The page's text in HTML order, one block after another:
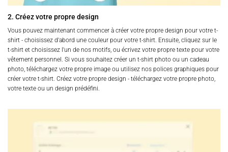
2. Créez votre propre design
Vous pouvez maintenant commencer à créer votre propre design pour votre t-
shirt - choisissez d'abord une couleur pour votre t-shirt. Ensuite, cliquez sur le
t-shirt et choisissez l'un de nos motifs, ou écrivez votre propre texte pour votre
vêtement personnel. Si vous souhaitez créer un t-shirt photo ou un cadeau
photo, téléchargez votre propre image ou utilisez nos polices graphiques pour
créer votre t-shirt. Créez votre propre design - téléchargez votre propre photo,
votre texte ou un design prédéfini.